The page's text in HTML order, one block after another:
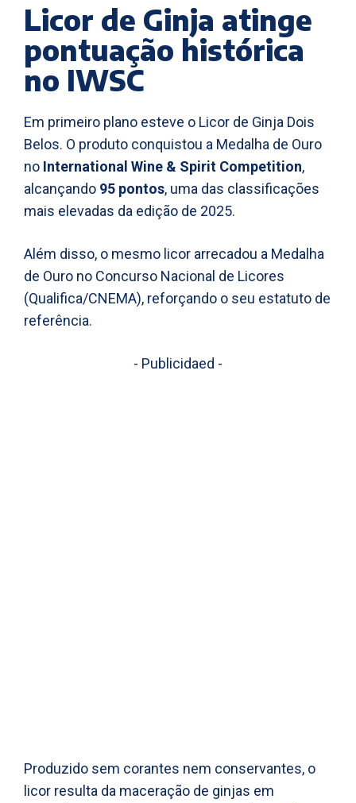
Licor de Ginja atinge
pontuação histórica
no IWSC
Em primeiro plano esteve o Licor de Ginja Dois
Belos. O produto conquistou a Medalha de Ouro
no International Wine & Spirit Competition,
alcançando 95 pontos, uma das classificações
mais elevadas da edição de 2025.
Além disso, o mesmo licor arrecadou a Medalha
de Ouro no Concurso Nacional de Licores
(Qualifica/CNEMA), reforçando o seu estatuto de
referência.
- Publicidaed -
Produzido sem corantes nem conservantes, o
licor resulta da maceração de ginjas em